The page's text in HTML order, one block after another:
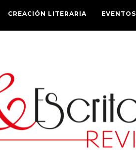
CREACIÓN LITERARIA EVENTOS